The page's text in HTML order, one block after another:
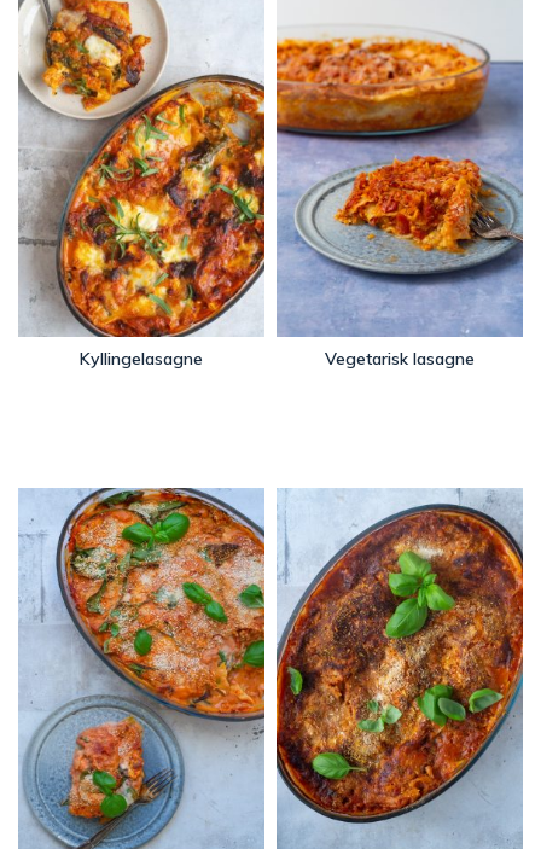
Kyllingelasagne Vegetarisk lasagne